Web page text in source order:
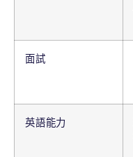
面試
英語能力